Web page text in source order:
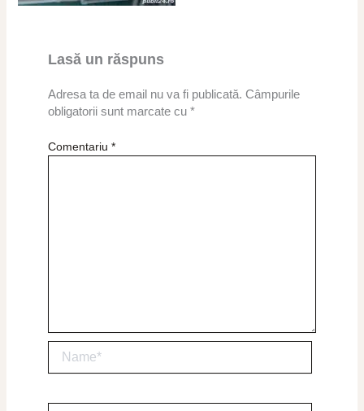
Lasă un răspuns
Adresa ta de email nu va fi publicată. Câmpurile
obligatorii sunt marcate cu *
Comentariu *